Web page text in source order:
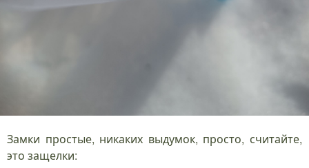
Замки простые, никаких выдумок, просто, считайте,
это защелки: